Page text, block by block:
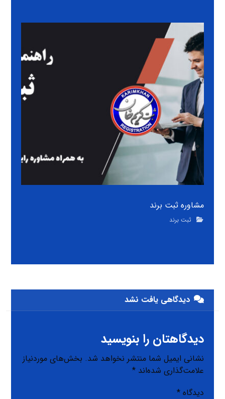
مشاوره ثبت برند
ثبت برند
دیدگاهی یافت نشد
دیدگاهتان را بنویسید
نشانی ایمیل شما منتشر نخواهد شد. بخش‌های موردنیاز
علامت‌گذاری شده‌اند*
دیدگاه*